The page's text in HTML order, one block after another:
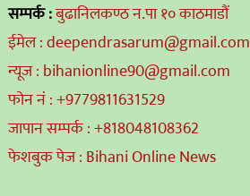
सम्पर्क :बुढानिलकण्ठ न.पा १० काठमाडौं
ईमेल : deependrasarum@gmail.com
न्यूज : bihanionline90@gmail.com
फोन नं : +9779811631529
जापान सम्पर्क : +818048108362
फेशबुक पेज : Bihani Online News